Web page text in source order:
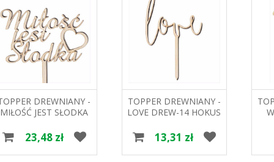
DREWNIANY -
MIŁOŚĆ JEST SŁODKA
23,48 zł
TOPPER DREWNIANY -
LOVE DREW-14 HOKUS
13,31 zł